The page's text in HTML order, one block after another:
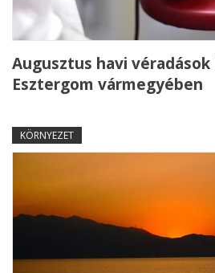
Augusztus havi véradások
Esztergom vármegyében
KÖRNYEZET